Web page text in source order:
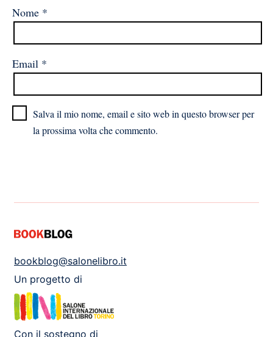
Nome *
Email *
Salva il mio nome, email e sito web in questo browser per
la prossima volta che commento.
bookblog@salonelibro.it
Un progetto di
Con il sostegno di